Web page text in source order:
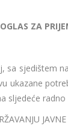
ZA
sa sjedištem
ukazane
sljedeće